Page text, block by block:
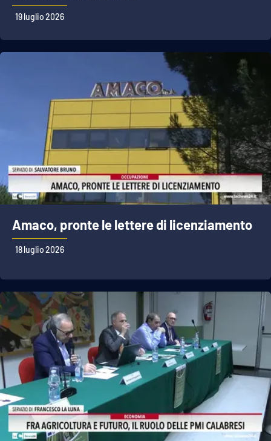
19 luglio 2026
Amaco, pronte le lettere di licenziamento
18 luglio 2026